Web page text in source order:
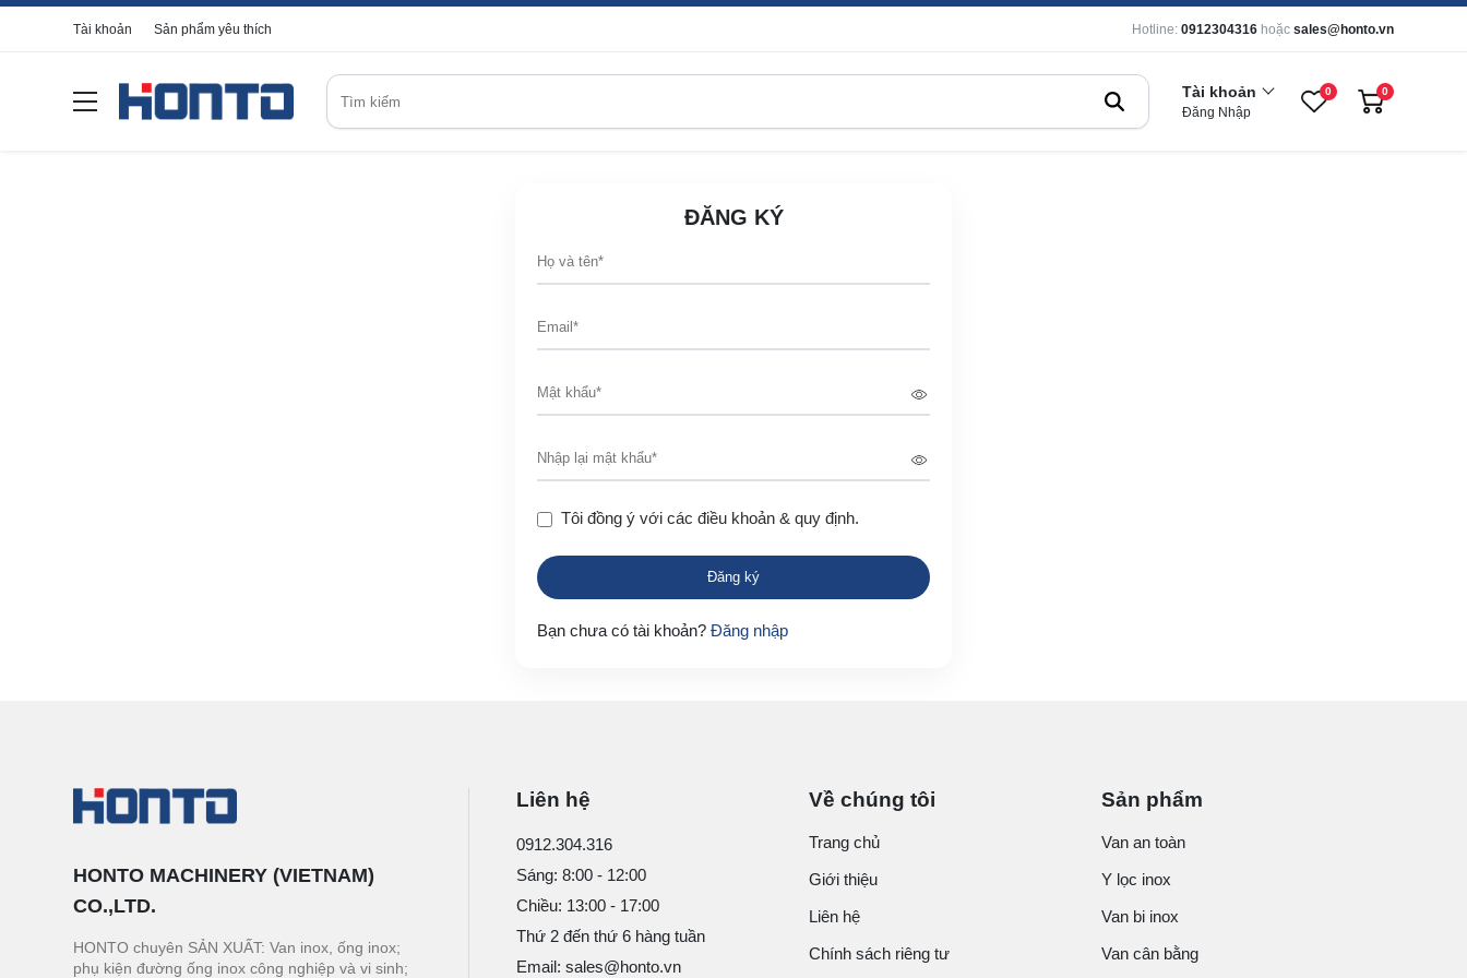
Tài khoản Sản phẩm yêu thích Hotline: 0912304316 hoặc sales@honto.vn
Tài khoản
Đăng Nhập
0 0
ĐĂNG KÝ
Tôi đồng ý với các điều khoản & quy định.
Bạn chưa có tài khoản? Đăng nhập
HONTO MACHINERY (VIETNAM)
CO.,LTD.
HONTO chuyên SẢN XUẤT: Van inox, ống inox;
phụ kiện đường ống inox công nghiệp và vi sinh;
Liên hệ
0912.304.316
Sáng: 8:00 - 12:00
Chiều: 13:00 - 17:00
Thứ 2 đến thứ 6 hàng tuần
Email: sales@honto.vn
Về chúng tôi
Trang chủ
Giới thiệu
Liên hệ
Chính sách riêng tư
Sản phẩm
Van an toàn
Y lọc inox
Van bi inox
Van cân bằng